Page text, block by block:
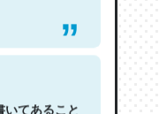
てあること